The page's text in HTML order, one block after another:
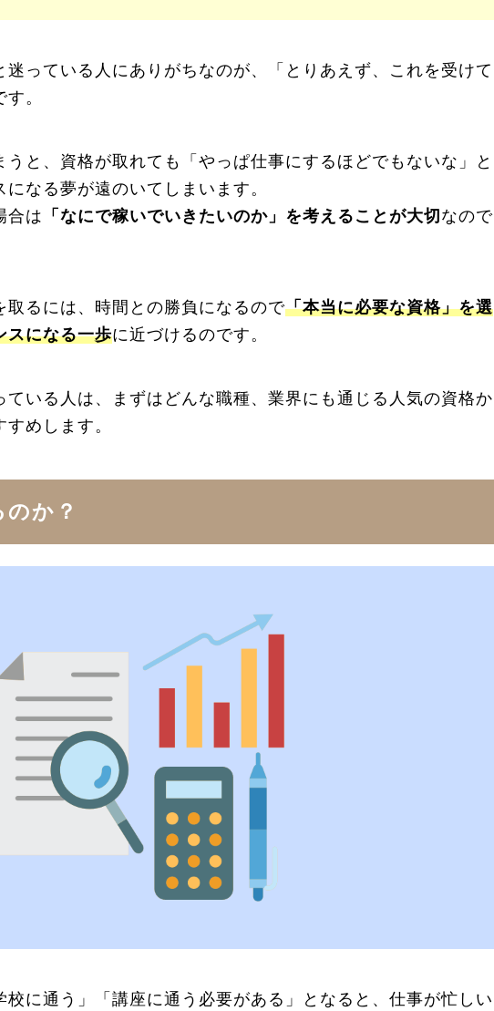
迷っている人にありがちなのが、「とりあえず、これを受けて
。
と、資格が取れても「やっぱ仕事にするほどでもないな」と
なる夢が遠のいてしまいます。
合は
「なにで稼いでいきたいのか」を考えることが大切 なので
るには、時間との勝負になるので「本当に必要な資格」を選
スになる一歩に近づけるのです。
ている人は、まずはどんな職種、業界にも通じる人気の資格か
めします。
か？
に通う」「講座に通う必要がある」となると、仕事が忙しい